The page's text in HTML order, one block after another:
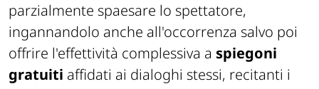
parzialmente spaesare lo spettatore,
ingannandolo anche all'occorrenza salvo poi
offrire l'effettività complessiva a spiegoni
gratuiti affidati ai dialoghi stessi, recitanti i